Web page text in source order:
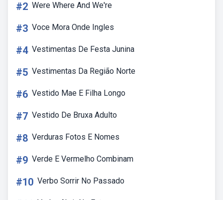
#2 Were Where And We're
#3 Voce Mora Onde Ingles
#4 Vestimentas De Festa Junina
#5 Vestimentas Da Região Norte
#6 Vestido Mae E Filha Longo
#7 Vestido De Bruxa Adulto
#8 Verduras Fotos E Nomes
#9 Verde E Vermelho Combinam
#10 Verbo Sorrir No Passado